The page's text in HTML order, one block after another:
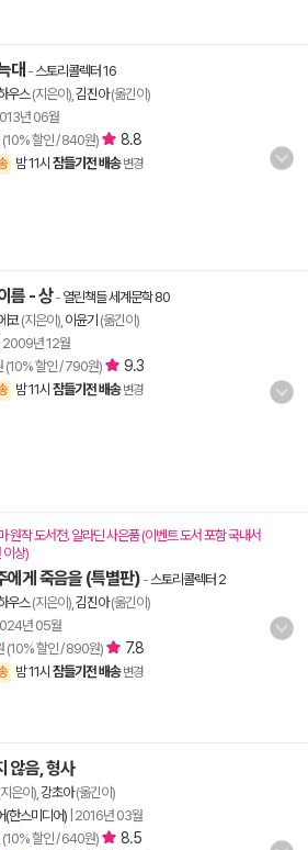
대 -스토리콜렉터 16
우스(지은이), 김진아(옮긴이)
년 06월
(10% 할인 / 840원) 8.8
밤 11시 잠들기전 배송 변경
름 - 상- 열린책들 세계문학 80
코(지은이), 이윤기 (옮긴이)
2009년 12월
(10% 할인 / 790원) 9.3
밤 11시 잠들기전 배송 변경
원작 도서전. 알라딘 사은품 (이벤트 도서 포함 국내서
이상)
에게 죽음을 (특별판) -스토리콜렉터 2
우스(지은이), 김진아(옮긴이)
년 05월
(10% 할인 / 890원) 7.8
밤 11시 잠들기전 배송 변경
않음, 형사
은이), 강초아(옮긴이)
(한스미디어) 2016년 03월
(10% 할인 / 640원) 8.5